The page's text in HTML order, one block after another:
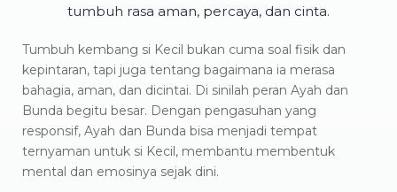
tumbuh rasa aman, percaya, dan cinta.
Tumbuh kembang si Kecil bukan cuma soal fisik dan
kepintaran, tapi juga tentang bagaimana ia merasa
bahagia, aman, dan dicintai. Di sinilah peran Ayah dan
Bunda begitu besar. Dengan pengasuhan yang
responsif, Ayah dan Bunda bisa menjadi tempat
ternyaman untuk si Kecil, membantu membentuk
mental dan emosinya sejak dini.